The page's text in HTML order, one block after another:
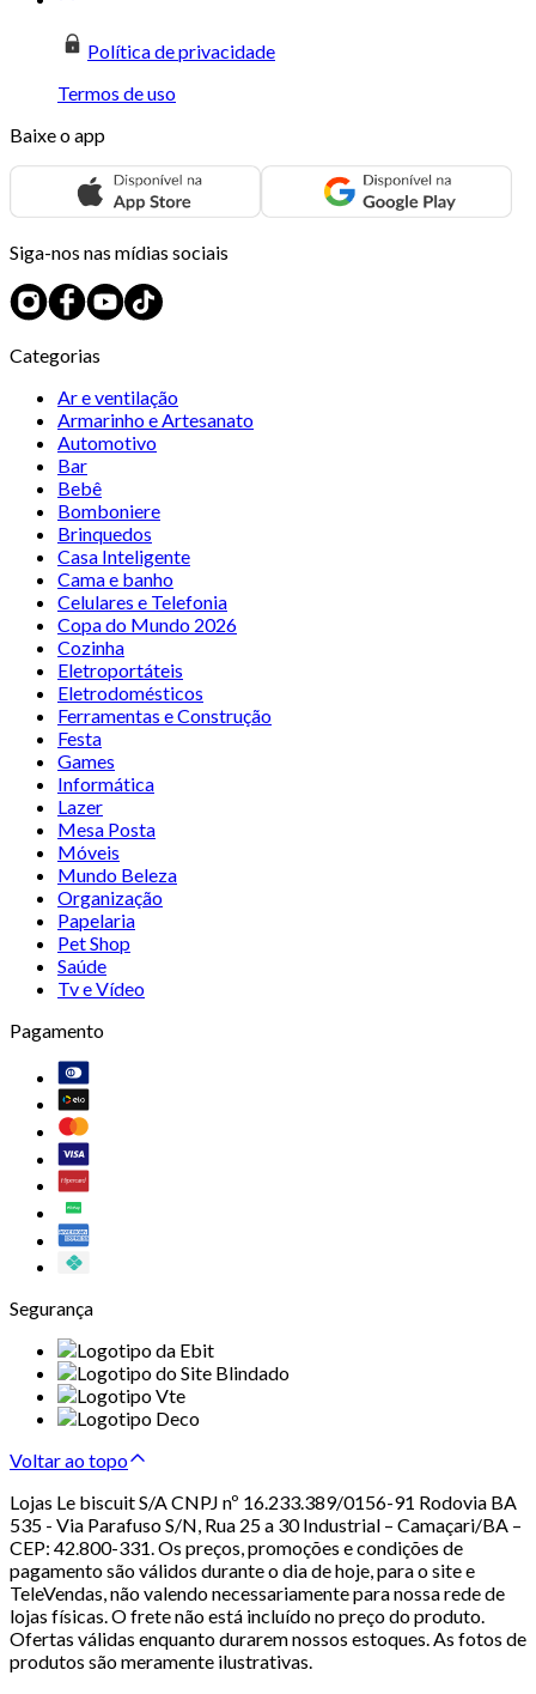
Política de privacidade
Termos de uso
Baixe o app
Siga-nos nas mídias sociais
Categorias
Ar e ventilação
Armarinho e Artesanato
Automotivo
Bar
Bebê
Bomboniere
Brinquedos
Casa Inteligente
Cama e banho
Celulares e Telefonia
Copa do Mundo 2026
Cozinha
Eletroportáteis
Eletrodomésticos
Ferramentas e Construção
Festa
Games
Informática
Lazer
Mesa Posta
Móveis
Mundo Beleza
Organização
Papelaria
Pet Shop
Saúde
Tv e Vídeo
Pagamento
Segurança
Voltar ao topo
Lojas Le biscuit S/A CNPJ nº 16.233.389/0156-91 Rodovia BA
535 - Via Parafuso S/N, Rua 25 a 30 Industrial – Camaçari/BA –
CEP: 42.800-331. Os preços, promoções e condições de
pagamento são válidos durante o dia de hoje, para o site e
TeleVendas, não valendo necessariamente para nossa rede de
lojas físicas. O frete não está incluído no preço do produto.
Ofertas válidas enquanto durarem nossos estoques. As fotos de
produtos são meramente ilustrativas.